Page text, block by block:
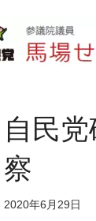
自民
察
2020年6月29日